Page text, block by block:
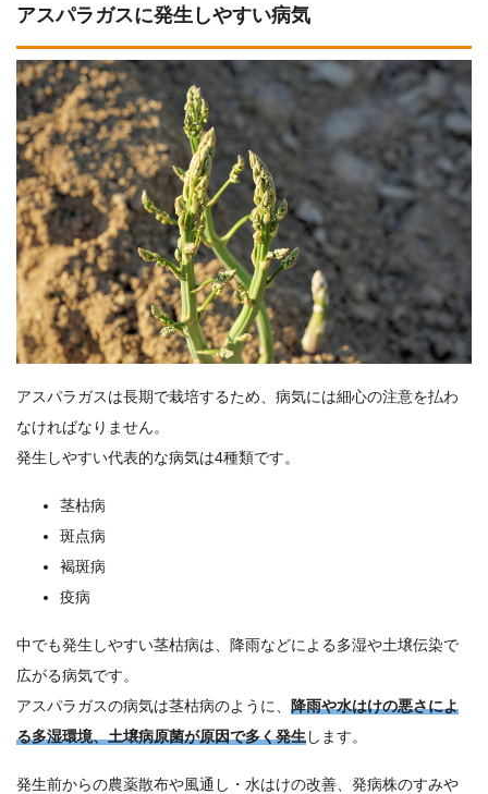
アスパラガスに発生しやすい病気
アスパラガスは長期で栽培するため、病気には細心の注意を払わ
なければなりません。
発生しやすい代表的な病気は4種類です。
茎枯病
斑点病
褐斑病
疫病
中でも発生しやすい茎枯病は、降雨などによる多湿や土壌伝染で
広がる病気です。
アスパラガスの病気は茎枯病のように、 降雨や水はけの悪さによ
る多湿環境、土壌病原菌が原因で多く発生します。
発生前からの農薬散布や風通し・水はけの改善、発病株のすみや